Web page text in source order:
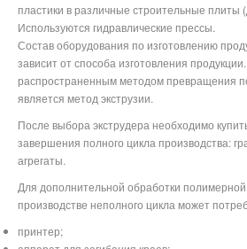
пластики в различные строительные
Используются гидравлические прессы.
Состав оборудования по изготовлению
зависит от способа изготовления
распространенным методом превращения
является метод экструзии.
После выбора экструдера необходимо
завершения полного цикла производства:
агрегаты.
Для дополнительной обработки
производстве неполного цикла может
принтер;